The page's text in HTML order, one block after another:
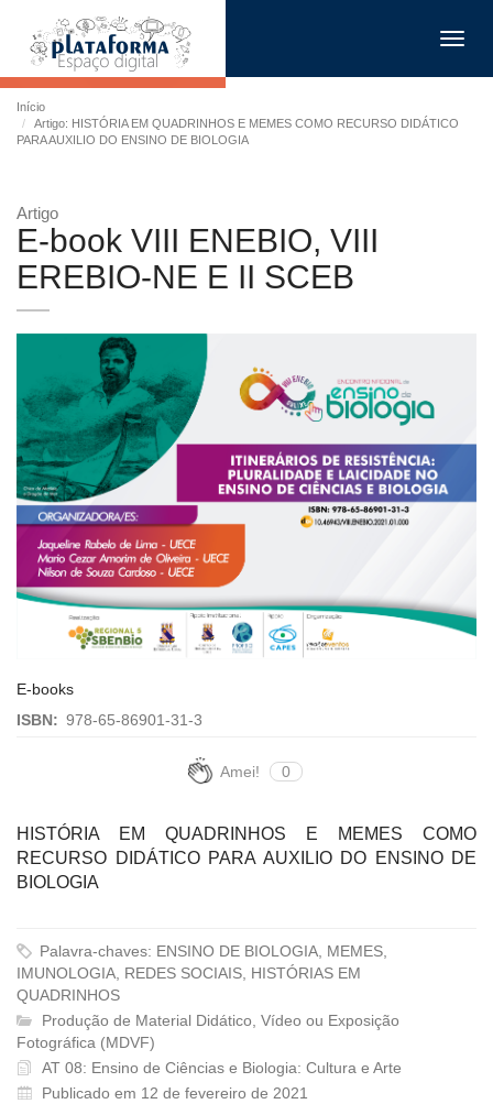
Início
Artigo: HISTÓRIA EM QUADRINHOS E MEMES COMO RECURSO DIDÁTICO
PARA AUXILIO DO ENSINO DE BIOLOGIA
Artigo
E-book VIII ENEBIO, VIII
EREBIO-NE E II SCEB
E-books
ISBN: 978-65-86901-31-3
Amei! 0
HISTÓRIA EM QUADRINHOS E MEMES COMO
RECURSO DIDÁTICO PARA AUXILIO DO ENSINO DE
BIOLOGIA
Palavra-chaves: ENSINO DE BIOLOGIA, MEMES,
IMUNOLOGIA, REDES SOCIAIS, HISTÓRIAS EM
QUADRINHOS
Produção de Material Didático, Ví­deo ou Exposição
Fotográfica (MDVF)
AT 08: Ensino de Ciências e Biologia: Cultura e Arte
Publicado em 12 de fevereiro de 2021